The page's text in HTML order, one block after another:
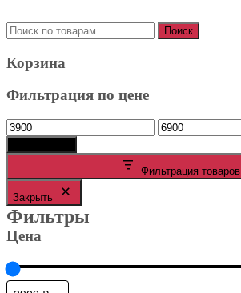
Искать: Поиск
Корзина
Фильтрация по цене
Минимальная
цена
Максимальная
цена
Фильтрация товаров
Закрыть
Фильтры
Цена